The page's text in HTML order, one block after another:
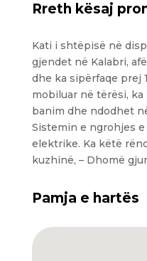
Rreth kësaj
Kati i shtëpisë në
gjendet në Kalabri,
dhe ka sipërfaqe prej
mobiluar në tërësi,
banim dhe ndodhet
Sistemin e ngrohjes
elektrike. Ka këtë
kuzhinë, – Dhomë
Pamja e hartës